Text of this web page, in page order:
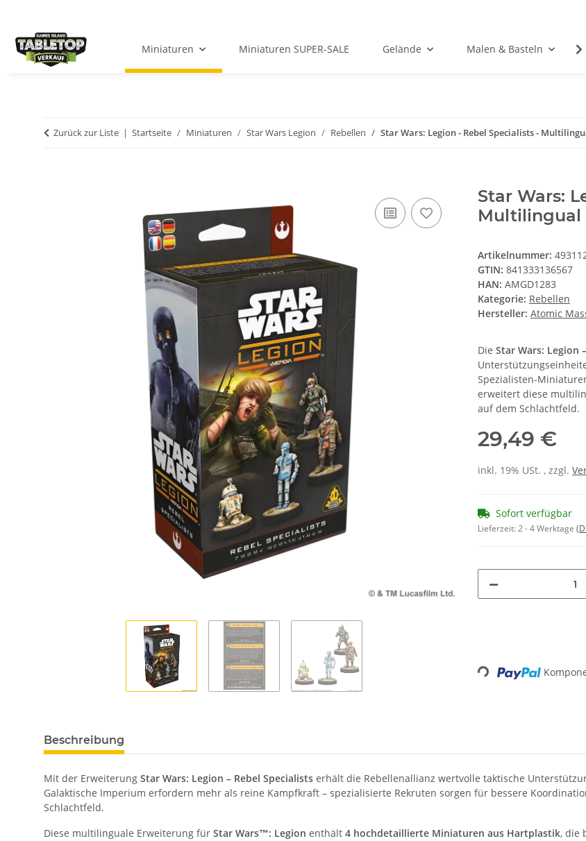
Miniaturen Miniaturen SUPER-SALE Gelände Malen & Basteln
Zurück zur Liste Startseite Miniaturen Star Wars Legion Rebellen Star Wars: Legion - Rebel Specialists -
Star Wars:
Multilingual
Artikelnummer:
GTIN: 841333136567
HAN: AMGD1283
Kategorie: Rebellen
Hersteller: Atomic
Die Star Wars: Legion
Spezialisten-
erweitert diese
auf dem Schlachtfeld.
29,49 €
inkl. 19% USt. , zzgl.
Sofort verfügbar
Lieferzeit:2 - 4 Werktage
Loading...
Beschreibung
Mit der Erweiterung Star Wars: Legion – Rebel Specialists erhält die Rebellenallianz wertvolle taktische
Galaktische Imperium erfordern mehr als reine Kampfkraft – spezialisierte Rekruten sorgen für bessere
Schlachtfeld.
Diese multilinguale Erweiterung für Star Wars™: Legion enthält 4 hochdetaillierte Miniaturen aus Hartplastik, die